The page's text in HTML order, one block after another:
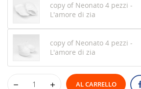
copy of Neonato 4 pezzi -
L'amore di zia
copy of Neonato 4 pezzi -
L'amore di zia
AL CARRELLO